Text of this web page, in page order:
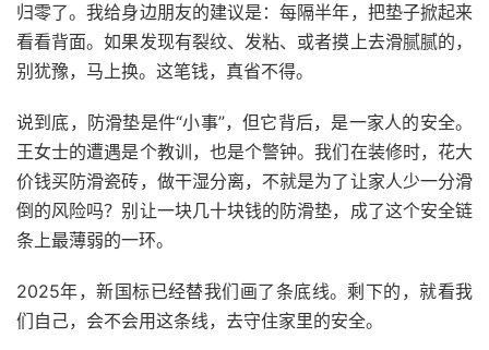
归零了。我给身边朋友的建议是：每隔半年，把垫子掀起来
看看背面。如果发现有裂纹、发粘、或者摸上去滑腻腻的，
别犹豫，马上换。这笔钱，真省不得。
说到底，防滑垫是件“小事”，但它背后，是一家人的安全。
王女士的遭遇是个教训，也是个警钟。我们在装修时，花大
价钱买防滑瓷砖，做干湿分离，不就是为了让家人少一分滑
倒的风险吗？别让一块几十块钱的防滑垫，成了这个安全链
条上最薄弱的一环。
2025年，新国标已经替我们画了条底线。剩下的，就看我
们自己，会不会用这条线，去守住家里的安全。